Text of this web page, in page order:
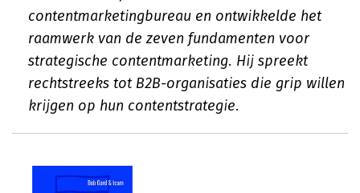
contentmarketingbureau en ontwikkelde het
raamwerk van de zeven fundamenten voor
strategische contentmarketing. Hij spreekt
rechtstreeks tot B2B-organisaties die grip willen
krijgen op hun contentstrategie.